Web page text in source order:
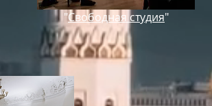
"Свободная студия"